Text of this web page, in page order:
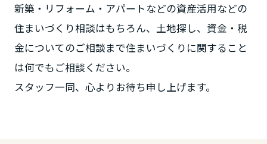
新築・リフォーム・アパートなどの資産活用などの
住まいづくり相談はもちろん、土地探し、資金・税
金についてのご相談まで住まいづくりに関すること
は何でもご相談ください。
スタッフ一同、心よりお待ち申し上げます。
石川県
福井県